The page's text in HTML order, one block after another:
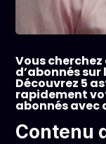
Vous
d’abonnés
Découvrez 5
rapidement
abonnés avec
Contenu